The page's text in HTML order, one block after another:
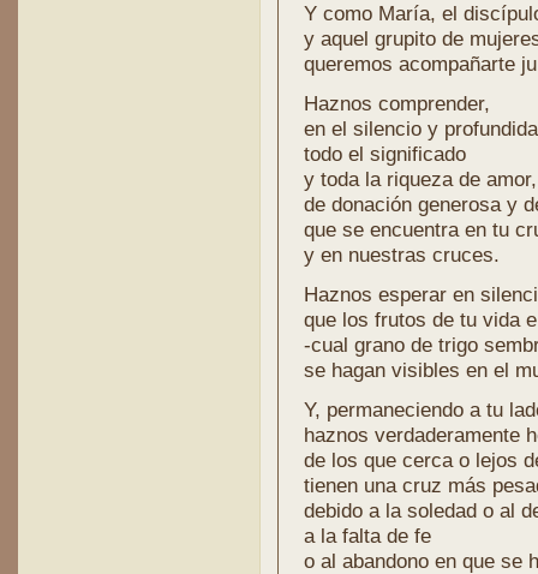
Y como María, el
y aquel grupito de
queremos acompañarte
Haznos comprender,
en el silencio y
todo el significado
y toda la riqueza de amor,
de donación generosa y
que se encuentra en tu
y en nuestras cruces.
Haznos esperar en
que los frutos de tu vida
-cual grano de trigo
se hagan visibles en el
Y, permaneciendo a tu
haznos verdaderamente
de los que cerca o lejos
tienen una cruz más
debido a la soledad o al
a la falta de fe
o al abandono en que se